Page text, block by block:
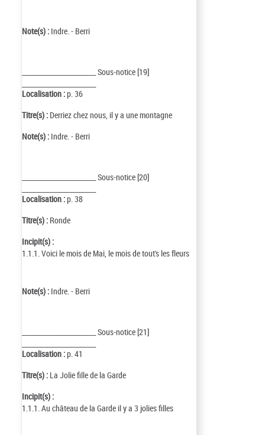
Note(s) : Indre. - Berri
_________________________ Sous-notice [19]
Localisation :p. 36
Titre(s) : Derriez chez nous, il y a une montagne
Note(s) : Indre. - Berri
_________________________ Sous-notice [20]
Localisation :p. 38
Titre(s) : Ronde
Incipit(s) :
1.1.1. Voici le mois de Mai, le mois de tout's les fleurs
Note(s) : Indre. - Berri
_________________________ Sous-notice [21]
Localisation :p. 41
Titre(s) : La Jolie fille de la Garde
Incipit(s) :
1.1.1. Au château de la Garde il y a 3 jolies filles